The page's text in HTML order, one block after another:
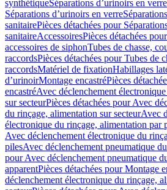
synthétiqueSéparations d’urinoirs en verre
Séparations d’urinoirs en verre
sanitairePièces détachées pour
sanitaireAccessoiresPièces détachées
accessoires de siphonTubes de chasse,
raccordsPièces détachées pour Tubes de
raccordsMatériel de fixationHabillages
dʼurinoirMontage encastréPièces
encastréAvec déclenchement
sur secteurPièces détachées pour Avec
du rinçage, alimentation sur secteurAvec
électronique du rinçage, alimentation par
Avec déclenchement électronique du
pilesAvec déclenchement pneumatique
pour Avec déclenchement pneumatique
apparentPièces détachées pour Montage
déclenchement électronique du rinçage,